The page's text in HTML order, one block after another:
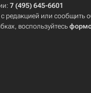
7 (495) 645-6601
с редакцией или сообщить
воспользуйтесь